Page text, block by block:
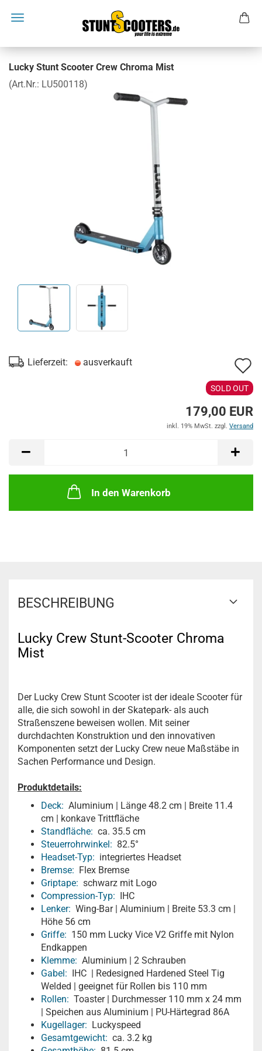
Lucky Stunt Scooter Crew Chroma Mist
(Art.Nr.: LU500118)
Lieferzeit: ausverkauft
SOLD OUT
179,00 EUR
inkl. 19% MwSt. zzgl. Versand
In den Warenkorb
BESCHREIBUNG
Lucky Crew Stunt-Scooter Chroma
Mist
Der Lucky Crew Stunt Scooter ist der ideale Scooter für
alle, die sich sowohl in der Skatepark- als auch
Straßenszene beweisen wollen. Mit seiner
durchdachten Konstruktion und den innovativen
Komponenten setzt der Lucky Crew neue Maßstäbe in
Sachen Performance und Design.
Produktdetails:
Deck: Aluminium | Länge 48.2 cm | Breite 11.4
cm | konkave Trittfläche
Standfläche: ca. 35.5 cm
Steuerrohrwinkel: 82.5°
Headset-Typ: integriertes Headset
Bremse: Flex Bremse
Griptape: schwarz mit Logo
Compression-Typ: IHC
Lenker: Wing-Bar | Aluminium | Breite 53.3 cm |
Höhe 56 cm
Griffe: 150 mm Lucky Vice V2 Griffe mit Nylon
Endkappen
Klemme: Aluminium | 2 Schrauben
Gabel: IHC | Redesigned Hardened Steel Tig
Welded | geeignet für Rollen bis 110 mm
Rollen: Toaster | Durchmesser 110 mm x 24 mm
| Speichen aus Aluminium | PU-Härtegrad 86A
Kugellager: Luckyspeed
Gesamtgewicht: ca. 3.2 kg